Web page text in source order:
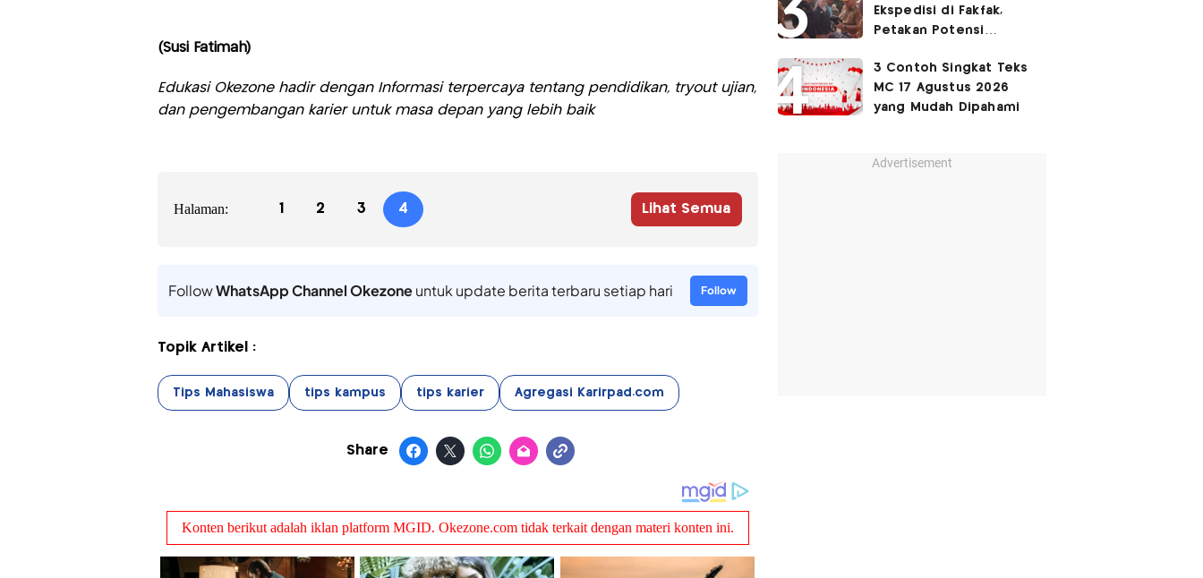
(Susi Fatimah)
Edukasi Okezone hadir dengan Informasi terpercaya tentang pendidikan, tryout ujian,
dan pengembangan karier untuk masa depan yang lebih baik
Halaman: 1 2 3 4 Lihat Semua
FollowWhatsApp Channel Okezoneuntuk update berita terbaru setiap hari Follow
Topik Artikel :
Tips Mahasiswa tips kampus tips karier Agregasi Karirpad.com
Share
Tak Setara S3 UI
Ekspedisi di Fakfak,
Petakan Potensi
Bomberay–Tomage
3 Contoh Singkat Teks
MC 17 Agustus 2026
yang Mudah Dipahami
Advertisement